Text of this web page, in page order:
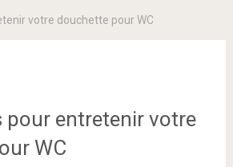
votre douchette pour WC
pour entretenir votre
WC